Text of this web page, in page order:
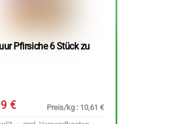
Pfirsiche 6 Stück zu
€
Preis/kg : 10,61 €